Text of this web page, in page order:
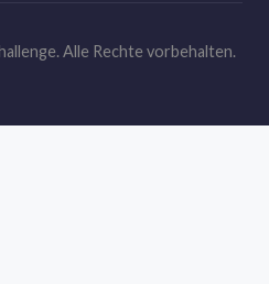
Alle Rechte vorbehalten.